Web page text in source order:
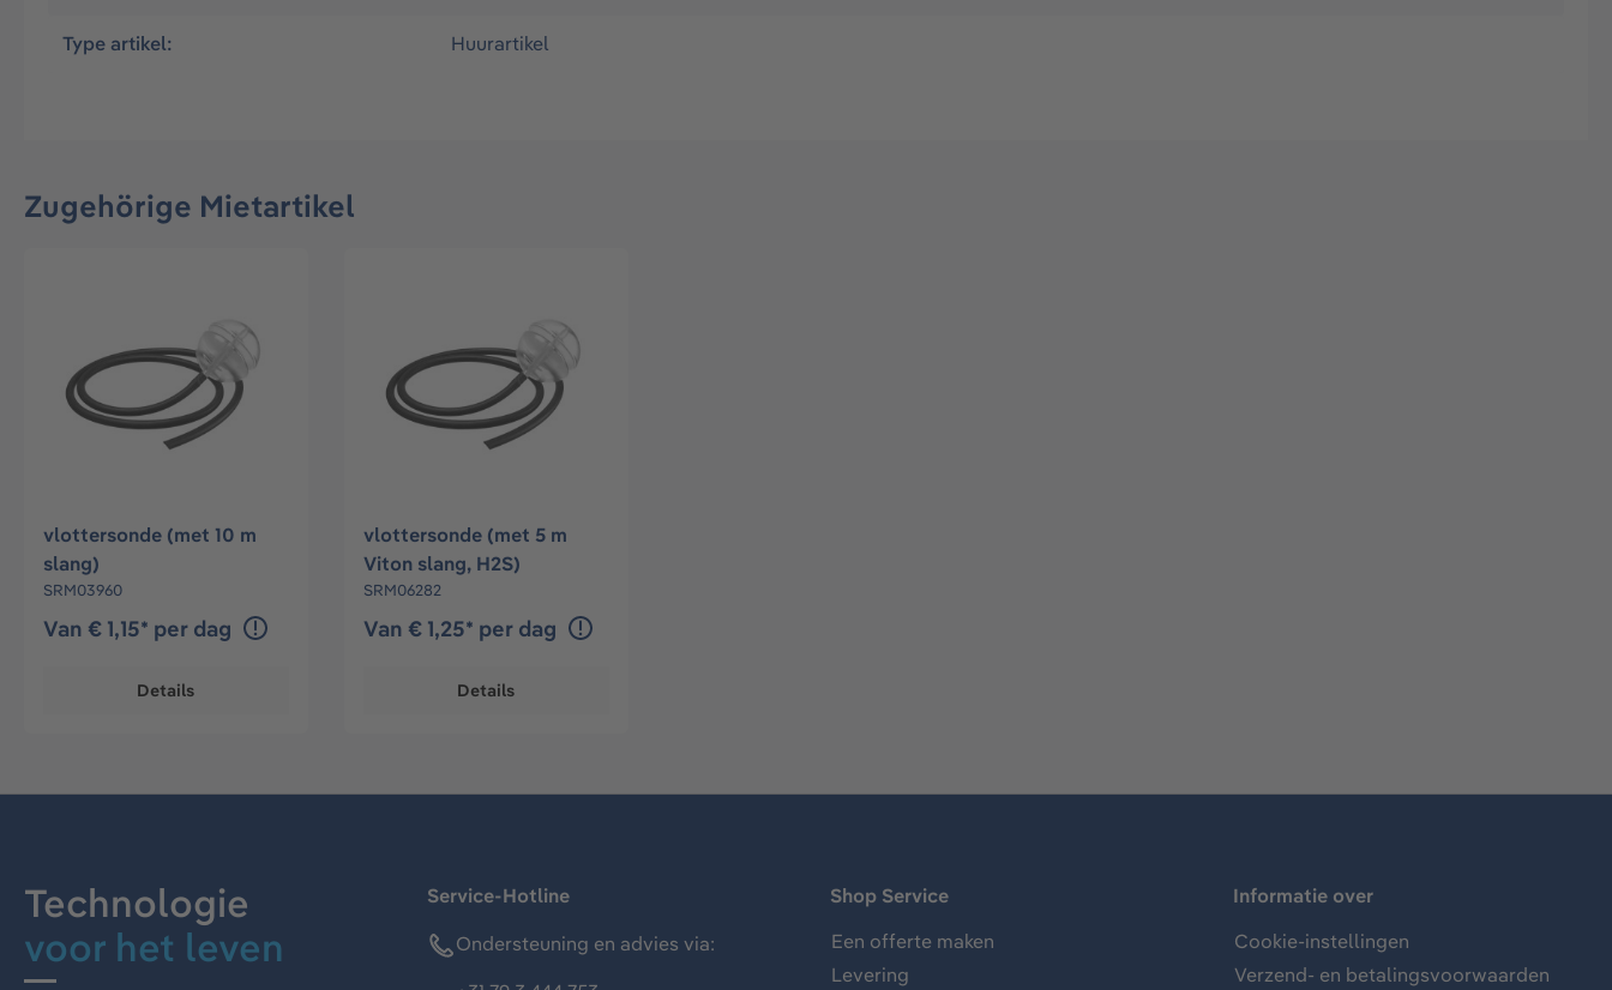
Type artikel: Huurartikel
Zugehörige Mietartikel
vlottersonde (met 10 m
slang)
SRM03960
Van € 1,15* per dag
Details
vlottersonde (met 5 m
Viton slang, H2S)
SRM06282
Van € 1,25* per dag
Details
Technologie
voor het leven
Service-Hotline
Ondersteuning en advies via:
Shop Service
Een offerte maken
Levering
Informatie over
Cookie-instellingen
Verzend- en betalingsvoorwaarden